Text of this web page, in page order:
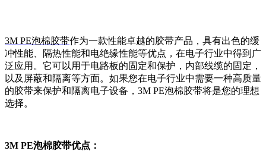
3M PE泡棉胶带作为一款性能卓越的胶带产品，具有出色的缓
冲性能、隔热性能和电绝缘性能等优点，在电子行业中得到广
泛应用。它可以用于电路板的固定和保护，内部线缆的固定，
以及屏蔽和隔离等方面。如果您在电子行业中需要一种高质量
的胶带来保护和隔离电子设备，3M PE泡棉胶带将是您的理想
选择。
3M PE泡棉胶带优点：